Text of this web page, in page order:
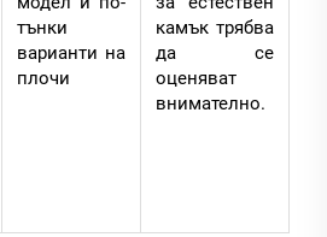
тънки
варианти на
плочи
камък трябва
да се
оценяват
внимателно.